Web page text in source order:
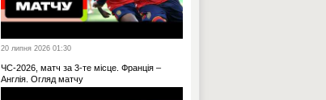
20 липня 2026 01:30
ЧС-2026, матч за 3-те місце. Франція –
Англія. Огляд матчу